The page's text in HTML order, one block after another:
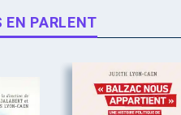
EN PARLENT